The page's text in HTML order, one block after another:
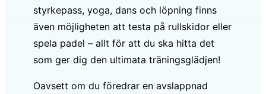
styrkepass, yoga, dans och löpning finns
även möjligheten att testa på rullskidor eller
spela padel – allt för att du ska hitta det
som ger dig den ultimata träningsglädjen!
Oavsett om du föredrar en avslappnad